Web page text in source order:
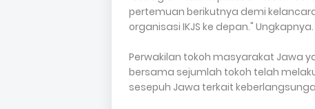
pertemuan berikutnya demi
organisasi IKJS ke depan." Ungkapnya.
Perwakilan tokoh masyarakat Jawa
bersama sejumlah tokoh telah
sesepuh Jawa terkait